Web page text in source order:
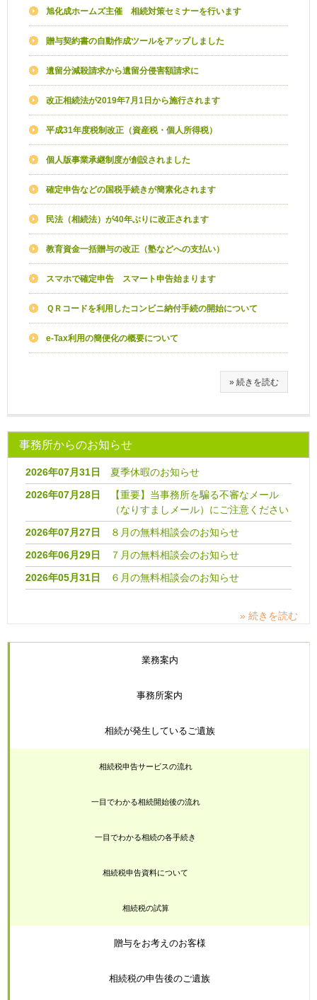
旭化成ホームズ主催 相続対策セミナーを行います
贈与契約書の自動作成ツールをアップしました
遺留分減殺請求から遺留分侵害額請求に
改正相続法が2019年7月1日から施行されます
平成31年度税制改正（資産税・個人所得税）
個人版事業承継制度が創設されました
確定申告などの国税手続きが簡素化されます
民法（相続法）が40年ぶりに改正されます
教育資金一括贈与の改正（塾などへの支払い）
スマホで確定申告 スマート申告始まります
ＱＲコードを利用したコンビニ納付手続の開始について
e-Tax利用の簡便化の概要について
» 続きを読む
事務所からのお知らせ
2026年07月31日
夏季休暇のお知らせ
2026年07月28日
【重要】当事務所を騙る不審なメール
（なりすましメール）にご注意ください
2026年07月27日
８月の無料相談会のお知らせ
2026年06月29日
７月の無料相談会のお知らせ
2026年05月31日
６月の無料相談会のお知らせ
» 続きを読む
業務案内
事務所案内
相続が発生しているご遺族
相続税申告サービスの流れ
一目でわかる相続開始後の流れ
一目でわかる相続の各手続き
相続税申告資料について
相続税の試算
贈与をお考えのお客様
相続税の申告後のご遺族